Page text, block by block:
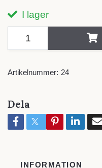
I lager
Artikelnummer: 24
Dela
INFORMATION